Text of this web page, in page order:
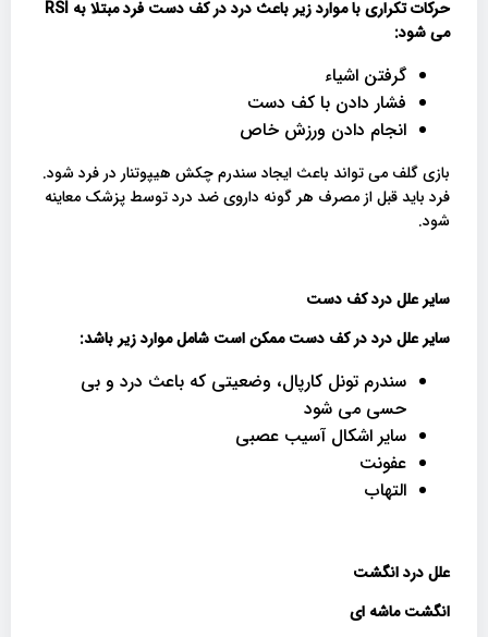
حرکات تکراری با موارد زیر باعث درد در کف دست فرد مبتلا به
میشود:
گرفتن اشیاء
فشار دادن با کف دست
انجام دادن ورزش خاص
بازی گلف می تواند باعث ایجاد سندرم چکش هیپوتنار در فرد شود.
فرد باید قبل از مصرف هر گونه داروی ضد درد توسط پزشک معاینه
شود.
سایر علل درد کف دست
سایر علل درد در کف دست ممکن است شامل موارد زیر باشد:
سندرم تونل کارپال، وضعیتی که باعث درد و بی
حسی می شود
سایر اشکال آسیب عصبی
عفونت
التهاب
علل درد انگشت
انگشت ماشه ای